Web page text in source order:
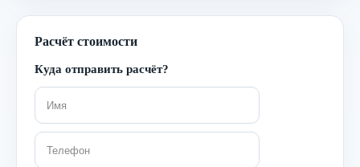
Расчёт стоимости
Куда отправить расчёт?